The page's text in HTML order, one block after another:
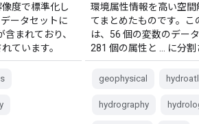
度で標準化し
ータセットに
まれており、
ています。
環境属性情報を高い空間
てまとめたものです。こ
は、56 個の変数のデー
281 個の属性と … に分割
geophysical
hydrography